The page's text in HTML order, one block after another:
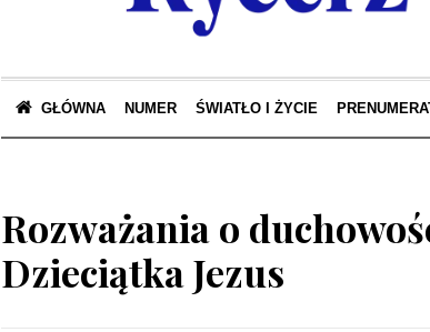
GŁÓWNA NUMER ŚWIATŁO I ŻYCIE
Rozważania o
Dzieciątka Jezus